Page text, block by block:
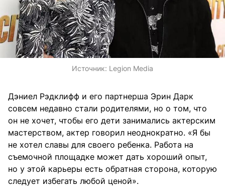
Источник: Legion Media
Дэниел Рэдклифф и его партнерша Эрин Дарк
совсем недавно стали родителями, но о том, что
он не хочет, чтобы его дети занимались актерским
мастерством, актер говорил неоднократно. «Я бы
не хотел славы для своего ребенка. Работа на
съемочной площадке может дать хороший опыт,
но у этой карьеры есть обратная сторона, которую
следует избегать любой ценой».